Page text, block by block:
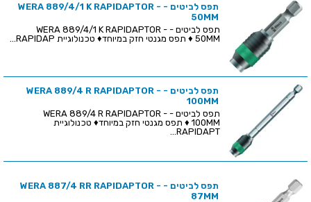
תפס לביטים - WERA 889/4/1 K RAPIDAPTOR -
50MM
תפס לביטים - WERA 889/4/1 K RAPIDAPTOR -
50MM ♦ תפס מגנטי חזק במיוחד♦ טכנולוגיית RAPIDAP...
תפס לביטים - WERA 889/4 R RAPIDAPTOR -
100MM
תפס לביטים - WERA 889/4 R RAPIDAPTOR -
100MM ♦ תפס מגנטי חזק במיוחד♦ טכנולוגיית
RAPIDAPT...
תפס לביטים - WERA 887/4 RR RAPIDAPTOR -
87MM